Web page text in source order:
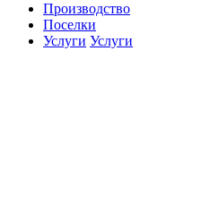
Производство
Поселки
Услуги Услуги